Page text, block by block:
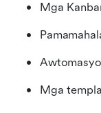
Mga
Mga